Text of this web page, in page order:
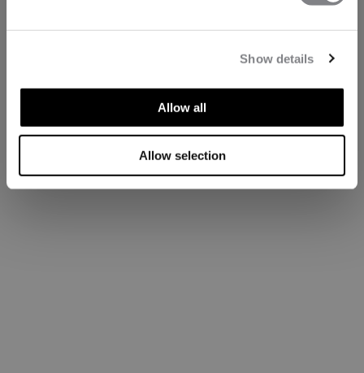
Show details
Allow all
Allow selection